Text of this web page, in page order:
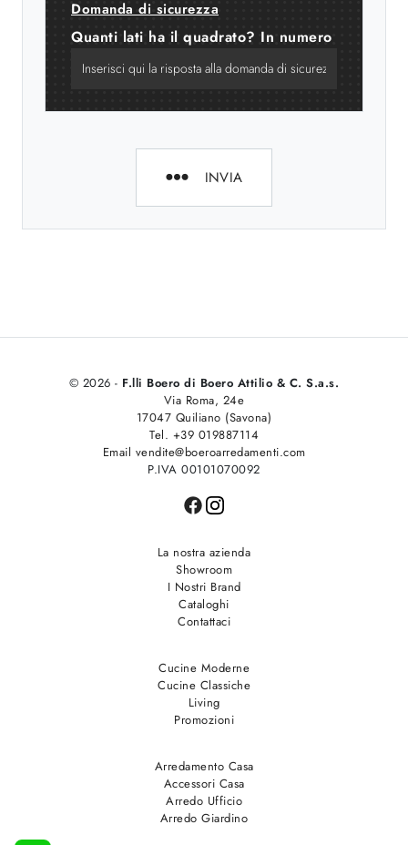
Domanda di sicurezza
Quanti lati ha il quadrato? In numero
INVIA
© 2026 - F.lli Boero di Boero Attilio & C. S.a.s.
Via Roma, 24e
17047 Quiliano (Savona)
Tel. +39 019887114
Email vendite@boeroarredamenti.com
P.IVA 00101070092
La nostra azienda
Showroom
I Nostri Brand
Cataloghi
Contattaci
Cucine Moderne
Cucine Classiche
Living
Promozioni
Arredamento Casa
Accessori Casa
Arredo Ufficio
Arredo Giardino